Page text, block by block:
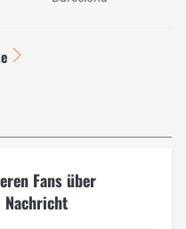
Fans über
Nachricht